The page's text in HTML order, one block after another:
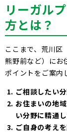
リーガル
方とは？
ここまで、荒川区
熊野前など）にお
ポイントをご案内
ご相談したい
お住まいの地
い分野に精通
ご自身の考え